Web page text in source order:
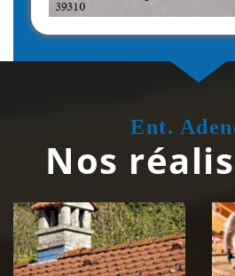
Ent.
Nos
Couvreur
zingueur 39
Jura